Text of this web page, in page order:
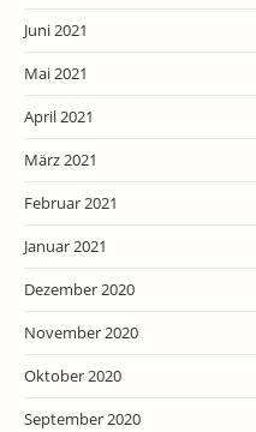
Juni 2021
Mai 2021
April 2021
März 2021
Februar 2021
Januar 2021
Dezember 2020
November 2020
Oktober 2020
September 2020